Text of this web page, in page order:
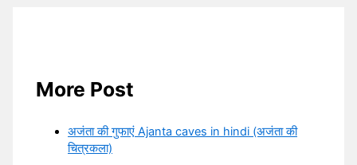
More Post
अजंता की गुफाएं Ajanta caves in hindi (अजंता की
चित्रकला)